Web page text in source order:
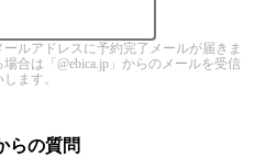
ルアドレスに予約完了メールが届きま
合は「@ebica.jp」からのメールを受信
ます。
らの質問